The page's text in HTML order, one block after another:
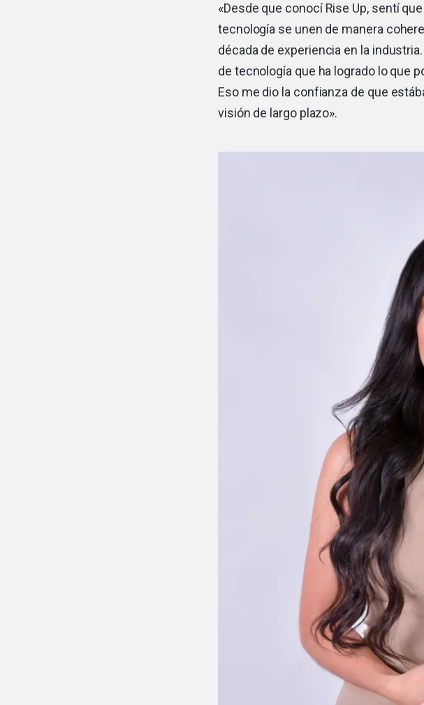
«Desde que conocí Rise Up, sentí
tecnología se unen de manera
década de experiencia en la
de tecnología que ha logrado lo que
Eso me dio la confianza de que
visión de largo plazo».